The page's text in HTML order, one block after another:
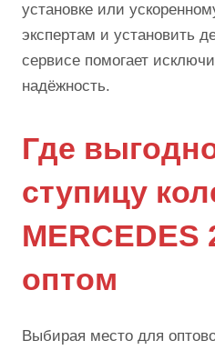
установке или
экспертам и установить
сервисе помогает
надёжность.
Где
ступицу
MERCEDES
оптом
Выбирая место для